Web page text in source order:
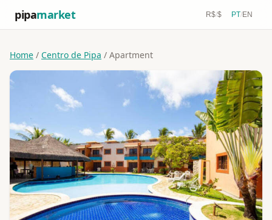
pipamarket R$/$ PT/EN
Home / Centro de Pipa / Apartment